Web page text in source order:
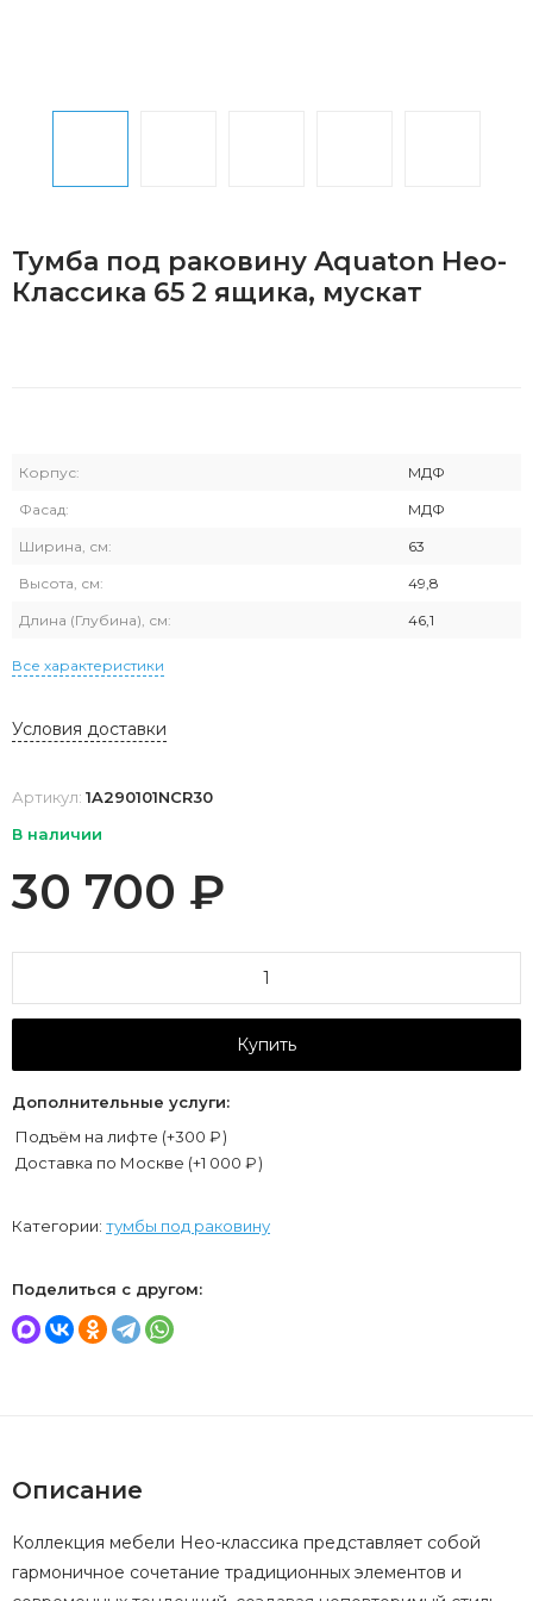
Тумба под раковину Aquaton Нео-
Классика 65 2 ящика, мускат
Корпус: МДФ
Фасад: МДФ
Ширина, см: 63
Высота, см: 49,8
Длина (Глубина), см: 46,1
Все характеристики
Условия доставки
Артикул: 1A290101NCR30
В наличии
30 700 ₽
Купить
Дополнительные услуги:
Подъём на лифте (+300 ₽)
Доставка по Москве (+1 000 ₽)
Категории: тумбы под раковину
Поделиться с другом:
Описание
Коллекция мебели Нео-классика представляет собой
гармоничное сочетание традиционных элементов и